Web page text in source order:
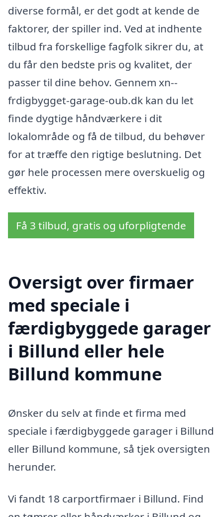
diverse formål, er det godt at kende de
faktorer, der spiller ind. Ved at indhente
tilbud fra forskellige fagfolk sikrer du, at
du får den bedste pris og kvalitet, der
passer til dine behov. Gennem xn--
frdigbygget-garage-oub.dk kan du let
finde dygtige håndværkere i dit
lokalområde og få de tilbud, du behøver
for at træffe den rigtige beslutning. Det
gør hele processen mere overskuelig og
effektiv.
Få 3 tilbud, gratis og uforpligtende
Oversigt over firmaer
med speciale i
færdigbyggede garager
i Billund eller hele
Billund kommune
Ønsker du selv at finde et firma med
speciale i færdigbyggede garager i Billund
eller Billund kommune, så tjek oversigten
herunder.
Vi fandt 18 carportfirmaer i Billund. Find